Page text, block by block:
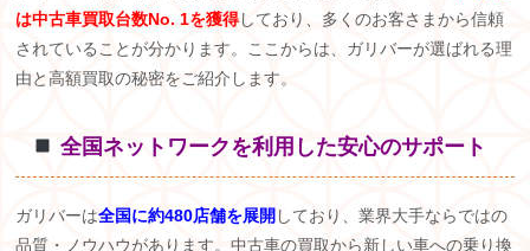
は中古車買取台数No. 1を獲得しており、多くのお客さまから信頼
されていることが分かります。ここからは、ガリバーが選ばれる理
由と高額買取の秘密をご紹介します。
全国ネットワークを利用した安心のサポート
ガリバーは全国に約480店舗を展開 しており、業界大手ならではの
品質・ノウハウがあります。中古車の買取から新しい車への乗り換